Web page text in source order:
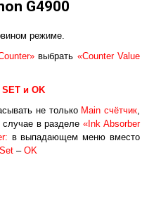
G4900
режиме.
выбрать «Counter Value
SET и ОK
не только Main счётчик,
в разделе«Ink Absorber
в выпадающем меню вместо
Set – OK